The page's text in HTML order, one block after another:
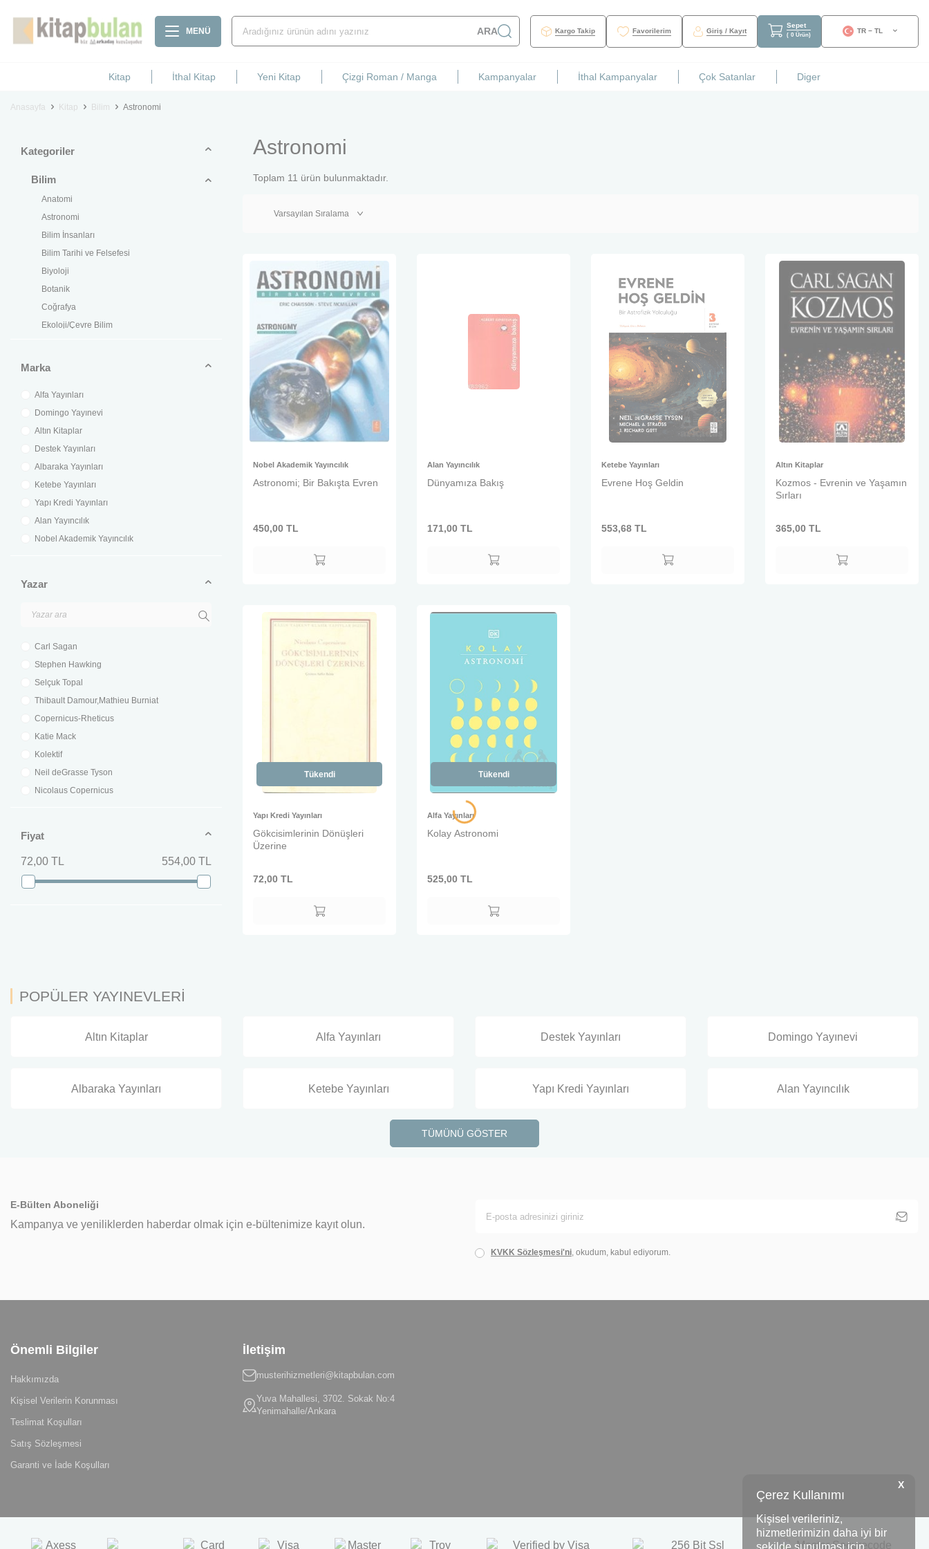
X
Çerez Kullanımı
Kişisel verileriniz,
hizmetlerimizin daha iyi bir
şekilde sunulması için
MENÜ ARA Kargo Takip Favorilerim Giriş / Kayıt
Sepet
( 0 Ürün)
TR − TL
Kitap İthal Kitap Yeni Kitap Çizgi Roman / Manga Kampanyalar İthal Kampanyalar Çok Satanlar Diger
Anasayfa Kitap Bilim Astronomi
Kategoriler
Bilim
Anatomi
Astronomi
Bilim İnsanları
Bilim Tarihi ve Felsefesi
Biyoloji
Botanik
Coğrafya
Ekoloji/Çevre Bilim
Kimya
Matematik
Mühendislik
Popüler Bilim
Tübitak Kitapları
Zooloji
Bilim
Marka
Alfa Yayınları
Domingo Yayınevi
Altın Kitaplar
Destek Yayınları
Albaraka Yayınları
Ketebe Yayınları
Yapı Kredi Yayınları
Alan Yayıncılık
Nobel Akademik Yayıncılık
Yazar
Carl Sagan
Stephen Hawking
Selçuk Topal
Thibault Damour,Mathieu Burniat
Copernicus-Rheticus
Katie Mack
Kolektif
Neil deGrasse Tyson
Nicolaus Copernicus
Fiyat
72,00 TL 554,00 TL
Astronomi
Toplam 11 ürün bulunmaktadır.
Nobel Akademik Yayıncılık
Astronomi; Bir Bakışta Evren
450,00 TL
Alan Yayıncılık
Dünyamıza Bakış
171,00 TL
Ketebe Yayınları
Evrene Hoş Geldin
553,68 TL
Altın Kitaplar
Kozmos - Evrenin ve Yaşamın
Sırları
365,00 TL
Tükendi
Yapı Kredi Yayınları
Gökcisimlerinin Dönüşleri
Üzerine
72,00 TL
Tükendi
Alfa Yayınları
Kolay Astronomi
525,00 TL
POPÜLER YAYINEVLERİ
Altın Kitaplar Alfa Yayınları Destek Yayınları Domingo Yayınevi
Albaraka Yayınları Ketebe Yayınları Yapı Kredi Yayınları Alan Yayıncılık
TÜMÜNÜ GÖSTER
E-Bülten Aboneliği
Kampanya ve yeniliklerden haberdar olmak için e-bültenimize kayıt olun.
KVKK Sözleşmesi'ni, okudum, kabul ediyorum.
Önemli Bilgiler
Hakkımızda
Kişisel Verilerin Korunması
Teslimat Koşulları
Satış Sözleşmesi
Garanti ve İade Koşulları
İletişim
musterihizmetleri@kitapbulan.com
Yuva Mahallesi, 3702. Sokak No:4
Yenimahalle/Ankara